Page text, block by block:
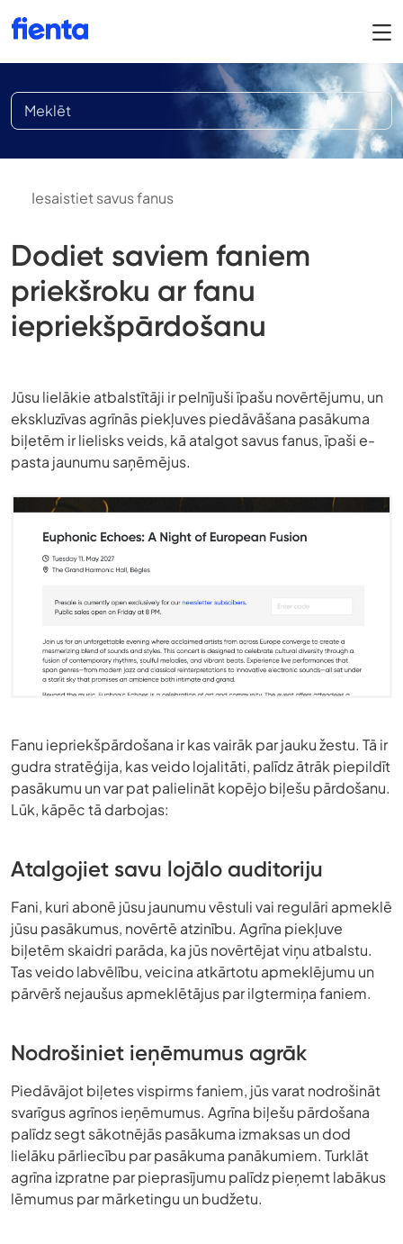
Iesaistiet savus fanus
Dodiet saviem faniem
priekšroku ar fanu
iepriekšpārdošanu
Jūsu lielākie atbalstītāji ir pelnījuši īpašu novērtējumu, un
ekskluzīvas agrīnās piekļuves piedāvāšana pasākuma
biļetēm ir lielisks veids, kā atalgot savus fanus, īpaši e-
pasta jaunumu saņēmējus.
Fanu iepriekšpārdošana ir kas vairāk par jauku žestu. Tā ir
gudra stratēģija, kas veido lojalitāti, palīdz ātrāk piepildīt
pasākumu un var pat palielināt kopējo biļešu pārdošanu.
Lūk, kāpēc tā darbojas:
Atalgojiet savu lojālo auditoriju
Fani, kuri abonē jūsu jaunumu vēstuli vai regulāri apmeklē
jūsu pasākumus, novērtē atzinību. Agrīna piekļuve
biļetēm skaidri parāda, ka jūs novērtējat viņu atbalstu.
Tas veido labvēlību, veicina atkārtotu apmeklējumu un
pārvērš nejaušus apmeklētājus par ilgtermiņa faniem.
Nodrošiniet ieņēmumus agrāk
Piedāvājot biļetes vispirms faniem, jūs varat nodrošināt
svarīgus agrīnos ieņēmumus. Agrīna biļešu pārdošana
palīdz segt sākotnējās pasākuma izmaksas un dod
lielāku pārliecību par pasākuma panākumiem. Turklāt
agrīna izpratne par pieprasījumu palīdz pieņemt labākus
lēmumus par mārketingu un budžetu.